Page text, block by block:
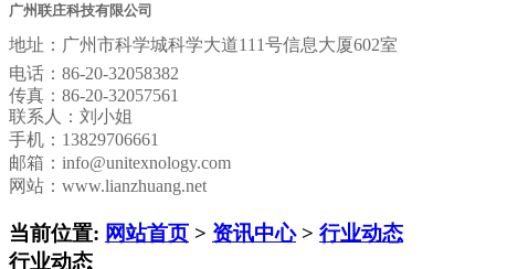
广州联庄科技有限公司
地址： 广州市科学城科学大道111号信息大厦602室
电话： 86-20-32058382
传真： 86-20-32057561
联系人：刘小姐
手机：13829706661
邮箱： info@unitexnology.com
网站：www.lianzhuang.net
当前位置: 网站首页 > 资讯中心> 行业动态
行业动态